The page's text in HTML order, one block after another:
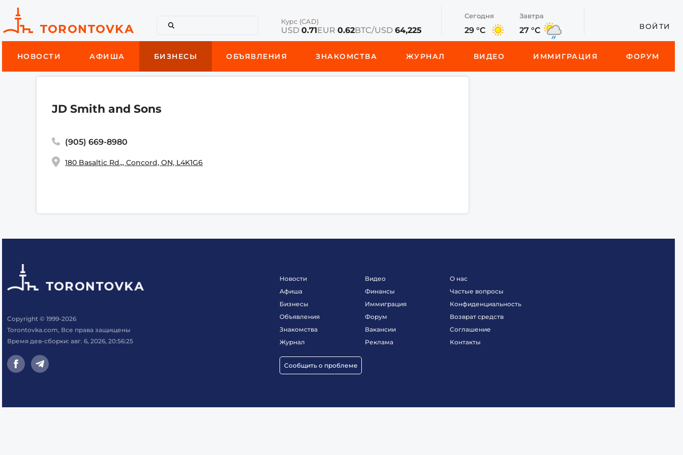
Курс (CAD)
USD 0.71EUR 0.62BTC/USD 64,225
Сегодня
29 °C
Завтра
27 °C ВОЙТИ
НОВОСТИ АФИША БИЗНЕСЫ ОБЪЯВЛЕНИЯ ЗНАКОМСТВА ЖУРНАЛ ВИДЕО ИММИГРАЦИЯ ФОРУМ
JD Smith and Sons
(905) 669-8980
180 Basaltic Rd.,, Concord, ON, L4K1G6
Copyright © 1999-2026
Torontovka.com, Все права защищены
Время дев-сборки: авг. 6, 2026, 20:56:25
Новости
Афиша
Бизнесы
Объявления
Знакомства
Журнал
Сообщить о проблеме
Видео
Финансы
Иммиграция
Форум
Вакансии
Реклама
О нас
Частые вопросы
Конфиденциальность
Возврат средств
Соглашение
Контакты